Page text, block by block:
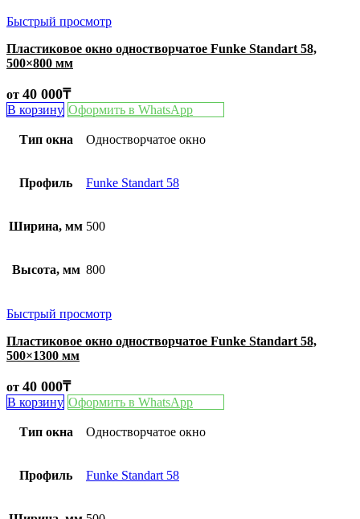
Быстрый просмотр
Пластиковое окно одностворчатое Funke Standart 58,
500×800 мм
от 40 000₸
В корзину Оформить в WhatsApp
Тип окна Одностворчатое окно
Профиль Funke Standart 58
Ширина, мм 500
Высота, мм 800
Быстрый просмотр
Пластиковое окно одностворчатое Funke Standart 58,
500×1300 мм
от 40 000₸
В корзину Оформить в WhatsApp
Тип окна Одностворчатое окно
Профиль Funke Standart 58